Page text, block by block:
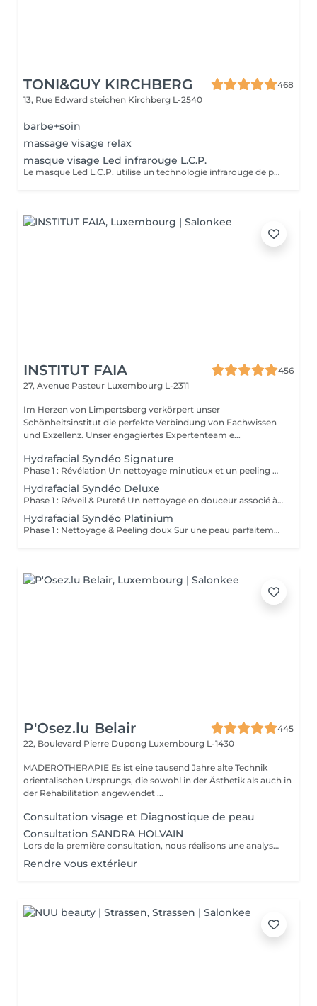
TONI&GUY KIRCHBERG
468
13, Rue Edward steichen Kirchberg L-2540
barbe+soin
massage visage relax
masque visage Led infrarouge L.C.P.
Le masque Led L.C.P. utilise un technologie infrarouge de pointe qui stimule la vitalité et amplifie les traitements de la peau. Réduit les signes du vieillissent, aide a réduire les imperfections ,illumine la peau, aide au renouvellement cellulaire ,atténue les rougeur de la peau
INSTITUT FAIA
456
27, Avenue Pasteur Luxembourg L-2311
Im Herzen von Limpertsberg verkörpert unser
Schönheitsinstitut die perfekte Verbindung von Fachwissen
und Exzellenz. Unser engagiertes Expertenteam e...
Hydrafacial Syndéo Signature
Phase 1 : Révélation Un nettoyage minutieux et un peeling doux libèrent la peau des impuretés, cellules mortes et excès de sébum. La peau respire à nouveau et retrouve sa douceur naturelle. Phase 2 : Purification & Hydratation La technologie brevetée Vortex-Fusion® aspire délicatement les impuretés tout en infusant des actifs hydratants puissants. Les pores sont nettoyés, la peau est fraîche, repulpée et lumineuse. Phase 3 : Régénération & Éclat Des sérums concentrés en antioxydants, peptides et acide hyaluronique réparent, protègent et revitalisent la peau. Le teint s'illumine, la texture s'affine et l'éclat est instantané. Résultat : Une peau nette, hydratée et rayonnante dès la première séance sans irritation, sans temps d'arrêt, simplement sublime.
Hydrafacial Syndéo Deluxe
Phase 1 : Réveil & Pureté Un nettoyage en douceur associé à un peeling délicat réveille l'éclat naturel de la peau, la libérant des impuretés et des cellules ternes. Phase 2 : Extraction & Hydratation La technologie brevetée Vortex-Fusion® purifie les pores tout en infusant des actifs hautement hydratants. La peau est fraîche, lisse et repulpée. Phase 3 : Régénération sur mesure Des sérums concentrés en antioxydants, peptides et acide hyaluronique régénèrent la peau tandis qu'un booster premium et la lumière LED viennent personnaliser le soin selon vos besoins spécifiques. Résultat : Une peau éclatante, détoxifiée et lumineuse dès la première séance, le glow Faia dans toute sa splendeur.
Hydrafacial Syndéo Platinium
Phase 1 : Nettoyage & Peeling doux Sur une peau parfaitement démaquillée, un nettoyage délicat élimine impuretés, excès de sébum et cellules mortes. Un peeling léger à base d'acides salicylique et glycolique désincruste les pores en profondeur et aide à prévenir les imperfections. Phase 2 : Extraction & Hydratation Grâce à la technologie brevetée Vortex-Fusion®, une aspiration douce retire points noirs et comédons tout en infusant des actifs hautement hydratants. La peau est instantanément plus nette, repulpée et éclatante. Phase 3 : Infusion, Protection & Détox Des sérums riches en antioxydants, peptides et acide hyaluronique régénèrent la peau, favorisant détoxification et rajeunissement cellulaire. Un drainage lymphatique complète le soin stimulant ainsi la circulation pour un effet détoxifiant et une peau visiblement revitalisée. Résultat : Une peau fraîche, lumineuse et parfaitement hydratée, sans rougeur, sans temps d'arrêt, simplement éclatante.
P'Osez.lu Belair
445
22, Boulevard Pierre Dupong Luxembourg L-1430
MADEROTHERAPIE Es ist eine tausend Jahre alte Technik
orientalischen Ursprungs, die sowohl in der Ästhetik als auch in
der Rehabilitation angewendet ...
Consultation visage et Diagnostique de peau
Consultation SANDRA HOLVAIN
Lors de la première consultation, nous réalisons une analyse personnalisée de votre peau et de votre routine cosmétique. Nous définissons ensuite un plan de traitement sur mesure, adapté à vos besoins et à vos objectifs.
Rendre vous extérieur